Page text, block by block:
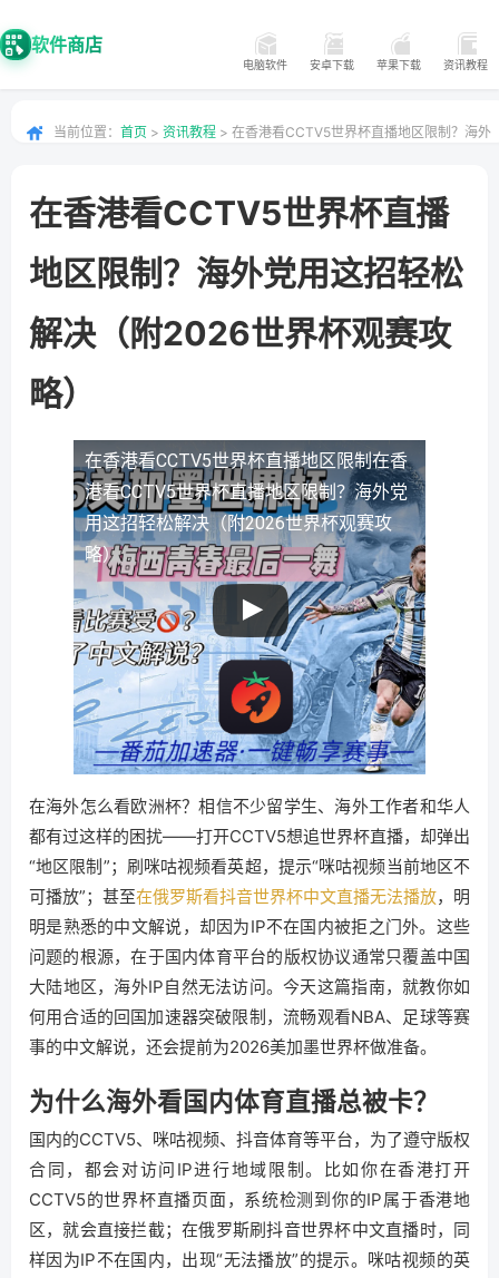
软件商店
电脑软件 安卓下载 苹果下载 资讯教程
当前位置： 首页 > 资讯教程 > 在香港看CCTV5世界杯直播地区限制？海外
在香港看CCTV5世界杯直播
地区限制？海外党用这招轻松
解决（附2026世界杯观赛攻
略）
在香港看CCTV5世界杯直播地区限制在香
港看CCTV5世界杯直播地区限制？海外党
用这招轻松解决（附2026世界杯观赛攻
略）
在海外怎么看欧洲杯？相信不少留学生、海外工作者和华人
都有过这样的困扰——打开CCTV5想追世界杯直播，却弹出
“地区限制”；刷咪咕视频看英超，提示“咪咕视频当前地区不
可播放”；甚至在俄罗斯看抖音世界杯中文直播无法播放，明
明是熟悉的中文解说，却因为IP不在国内被拒之门外。这些
问题的根源，在于国内体育平台的版权协议通常只覆盖中国
大陆地区，海外IP自然无法访问。今天这篇指南，就教你如
何用合适的回国加速器突破限制，流畅观看NBA、足球等赛
事的中文解说，还会提前为2026美加墨世界杯做准备。
为什么海外看国内体育直播总被卡？
国内的CCTV5、咪咕视频、抖音体育等平台，为了遵守版权
合同，都会对访问IP进行地域限制。比如你在香港打开
CCTV5的世界杯直播页面，系统检测到你的IP属于香港地
区，就会直接拦截；在俄罗斯刷抖音世界杯中文直播时，同
样因为IP不在国内，出现“无法播放”的提示。咪咕视频的英